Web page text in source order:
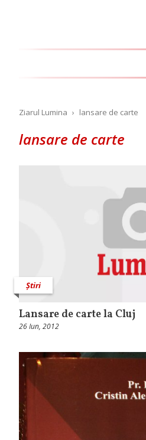
Ziarul Lumina › lansare de carte
lansare de carte
Știri
Lansare de carte la Cluj
26 Iun, 2012